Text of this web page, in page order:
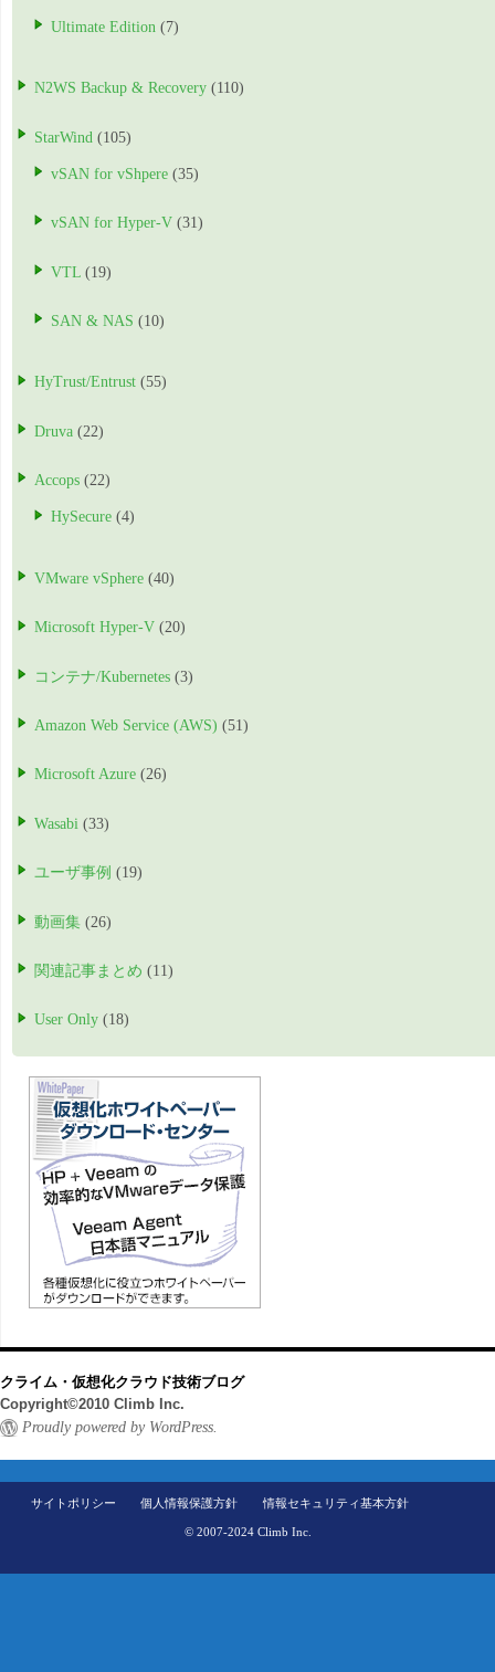
Ultimate Edition (7)
N2WS Backup & Recovery (110)
StarWind (105)
vSAN for vShpere (35)
vSAN for Hyper-V (31)
VTL (19)
SAN & NAS (10)
HyTrust/Entrust (55)
Druva (22)
Accops (22)
HySecure (4)
VMware vSphere (40)
Microsoft Hyper-V (20)
コンテナ/Kubernetes (3)
Amazon Web Service (AWS) (51)
Microsoft Azure (26)
Wasabi (33)
ユーザ事例 (19)
動画集 (26)
関連記事まとめ (11)
User Only (18)
クライム・仮想化クラウド技術ブログ
Copyright©2010 Climb Inc.
Proudly powered by WordPress.
サイトポリシー 個人情報保護方針 情報セキュリティ基本方針
© 2007-2024 Climb Inc.